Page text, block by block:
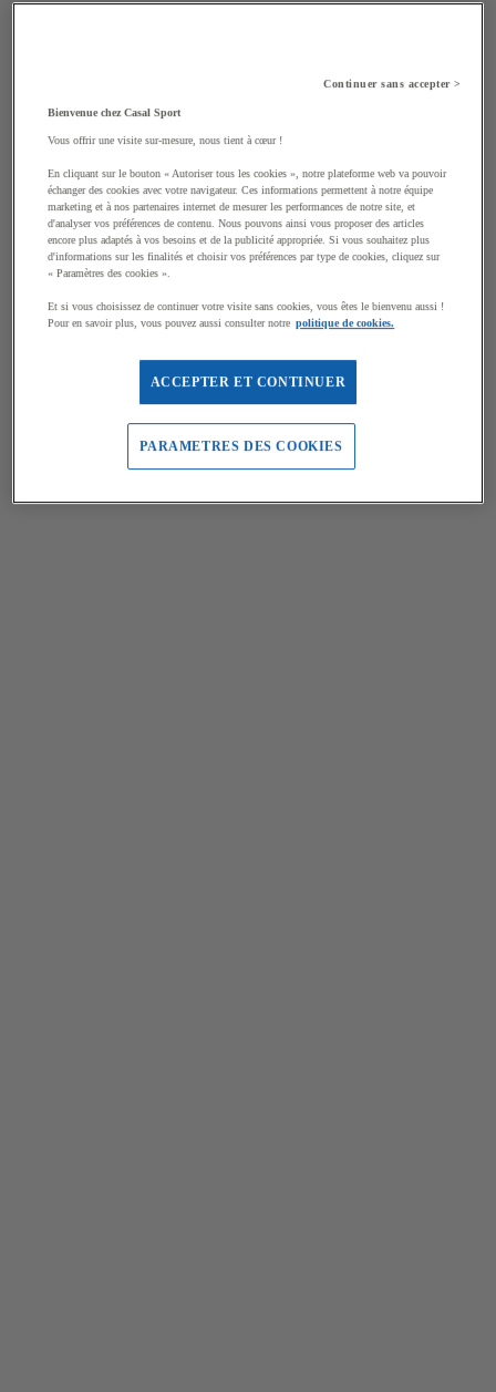
Continuer sans accepter >
Bienvenue chez Casal Sport
Vous offrir une visite sur-mesure, nous tient à cœur !
En cliquant sur le bouton « Autoriser tous les cookies », notre plateforme web va pouvoir
échanger des cookies avec votre navigateur. Ces informations permettent à notre équipe
marketing et à nos partenaires internet de mesurer les performances de notre site, et
d'analyser vos préférences de contenu. Nous pouvons ainsi vous proposer des articles
encore plus adaptés à vos besoins et de la publicité appropriée. Si vous souhaitez plus
d'informations sur les finalités et choisir vos préférences par type de cookies, cliquez sur
« Paramètres des cookies ».
Et si vous choisissez de continuer votre visite sans cookies, vous êtes le bienvenu aussi !
Pour en savoir plus, vous pouvez aussi consulter notre politique de cookies.
ACCEPTER ET CONTINUER
PARAMETRES DES COOKIES